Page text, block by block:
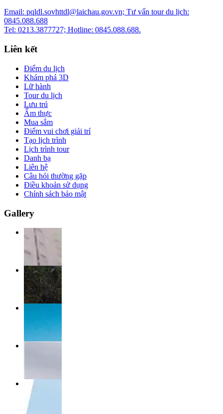
Email: pqldl.sovhttdl@laichau.gov.vn; Tư vấn tour du lịch:
0845.088.688
Tel: 0213.3877727; Hotline: 0845.088.688.
Liên kết
Điểm du lịch
Khám phá 3D
Lữ hành
Tour du lịch
Lưu trú
Ẩm thực
Mua sắm
Điểm vui chơi giải trí
Tạo lịch trình
Lịch trình tour
Danh bạ
Liên hệ
Câu hỏi thường gặp
Điều khoản sử dụng
Chính sách bảo mật
Gallery